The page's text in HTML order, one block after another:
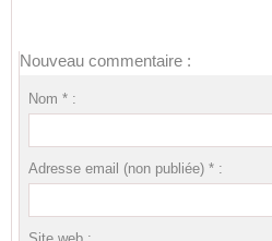
Nouveau commentaire :
Nom * :
Adresse email (non publiée) * :